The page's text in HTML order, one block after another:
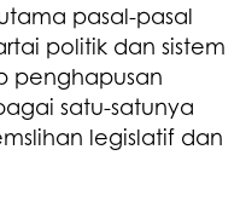
pasal-pasal
politik dan sistem
penghapusan
satu-satunya
legislatif dan